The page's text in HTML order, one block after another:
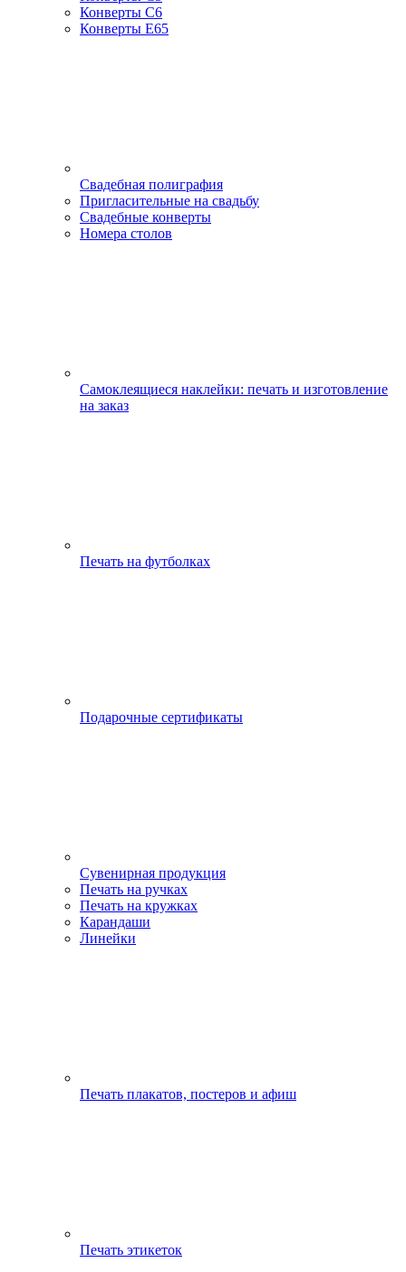
Конверты С6
Конверты Е65
Свадебная полиграфия
Пригласительные на свадьбу
Свадебные конверты
Номера столов
Самоклеящиеся наклейки: печать и изготовление
на заказ
Печать на футболках
Подарочные сертификаты
Сувенирная продукция
Печать на ручках
Печать на кружках
Карандаши
Линейки
Печать плакатов, постеров и афиш
Печать этикеток